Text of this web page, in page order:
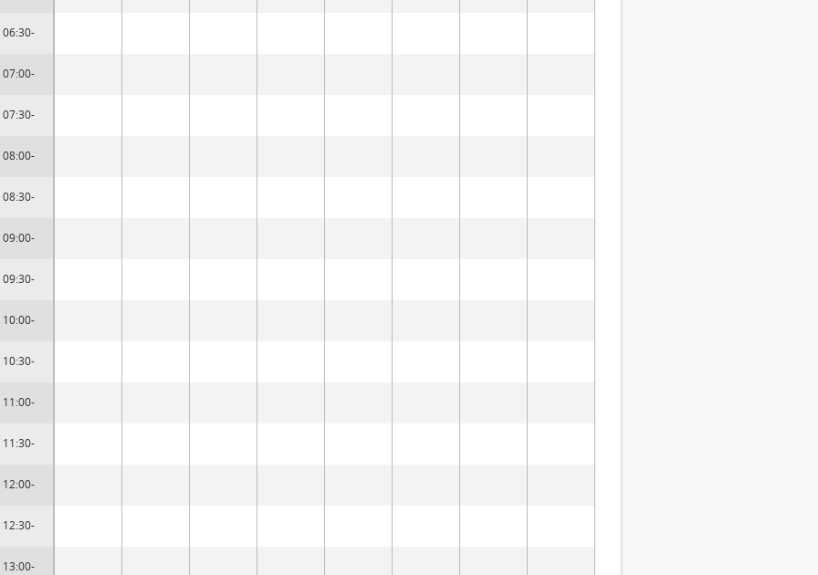
06:30-
07:00-
07:30-
08:00-
08:30-
09:00-
09:30-
10:00-
10:30-
11:00-
11:30-
12:00-
12:30-
13:00-